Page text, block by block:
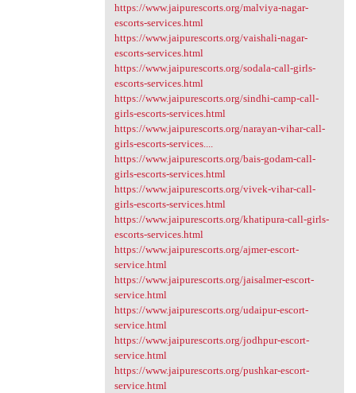
https://www.jaipurescorts.org/malviya-nagar-
escorts-services.html
https://www.jaipurescorts.org/vaishali-nagar-
escorts-services.html
https://www.jaipurescorts.org/sodala-call-girls-
escorts-services.html
https://www.jaipurescorts.org/sindhi-camp-call-
girls-escorts-services.html
https://www.jaipurescorts.org/narayan-vihar-call-
girls-escorts-services....
https://www.jaipurescorts.org/bais-godam-call-
girls-escorts-services.html
https://www.jaipurescorts.org/vivek-vihar-call-
girls-escorts-services.html
https://www.jaipurescorts.org/khatipura-call-girls-
escorts-services.html
https://www.jaipurescorts.org/ajmer-escort-
service.html
https://www.jaipurescorts.org/jaisalmer-escort-
service.html
https://www.jaipurescorts.org/udaipur-escort-
service.html
https://www.jaipurescorts.org/jodhpur-escort-
service.html
https://www.jaipurescorts.org/pushkar-escort-
service.html